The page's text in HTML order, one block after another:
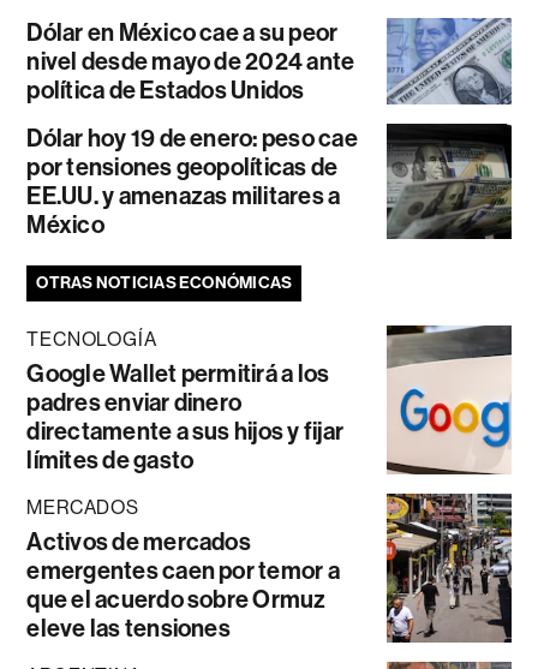
Dólar en México cae a su peor
nivel desde mayo de 2024 ante
política de Estados Unidos
Dólar hoy 19 de enero: peso cae
por tensiones geopolíticas de
EE.UU. y amenazas militares a
México
OTRAS NOTICIAS ECONÓMICAS
TECNOLOGÍA
Google Wallet permitirá a los
padres enviar dinero
directamente a sus hijos y fijar
límites de gasto
MERCADOS
Activos de mercados
emergentes caen por temor a
que el acuerdo sobre Ormuz
eleve las tensiones